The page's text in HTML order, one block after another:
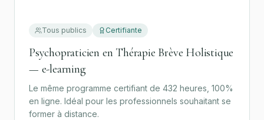
Tous publics Certifiante
Psychopraticien en Thérapie Brève Holistique
— e-learning
Le même programme certifiant de 432 heures, 100%
en ligne. Idéal pour les professionnels souhaitant se
former à distance.